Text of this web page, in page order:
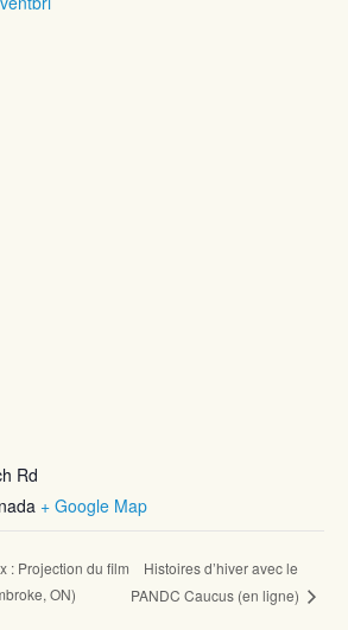
Rd
+ Google Map
: Projection du film
ON)
Histoires d’hiver avec le
PANDC Caucus (en ligne)